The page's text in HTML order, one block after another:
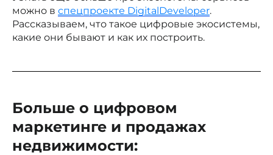
можно в спецпроекте DigitalDeveloper.
Рассказываем, что такое цифровые экосистемы,
какие они бывают и как их построить.
Больше о цифровом
маркетинге и продажах
недвижимости: